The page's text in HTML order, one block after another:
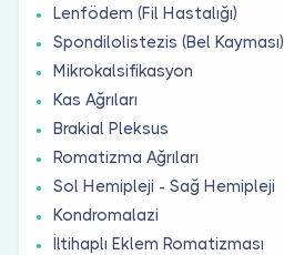
Lenfödem (Fil Hastalığı)
Spondilolistezis (Bel Kayması)
Mikrokalsifikasyon
Kas Ağrıları
Brakial Pleksus
Romatizma Ağrıları
Sol Hemipleji - Sağ Hemipleji
Kondromalazi
İltihaplı Eklem Romatizması